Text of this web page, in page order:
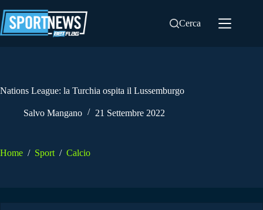
al
contenuto
Cerca
Nations League: la Turchia ospita il Lussemburgo
Salvo Mangano 21 Settembre 2022
Home / Sport / Calcio